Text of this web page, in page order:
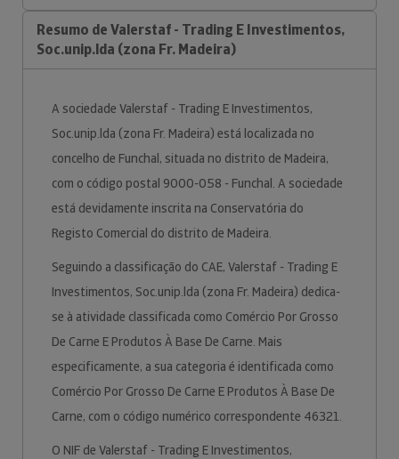
Resumo de Valerstaf - Trading E Investimentos,
Soc.unip.lda (zona Fr. Madeira)
A sociedade Valerstaf - Trading E Investimentos,
Soc.unip.lda (zona Fr. Madeira) está localizada no
concelho de Funchal, situada no distrito de Madeira,
com o código postal 9000-058 - Funchal. A sociedade
está devidamente inscrita na Conservatória do
Registo Comercial do distrito de Madeira.
Seguindo a classificação do CAE, Valerstaf - Trading E
Investimentos, Soc.unip.lda (zona Fr. Madeira) dedica-
se à atividade classificada como Comércio Por Grosso
De Carne E Produtos À Base De Carne. Mais
especificamente, a sua categoria é identificada como
Comércio Por Grosso De Carne E Produtos À Base De
Carne, com o código numérico correspondente 46321.
O NIF de Valerstaf - Trading E Investimentos,